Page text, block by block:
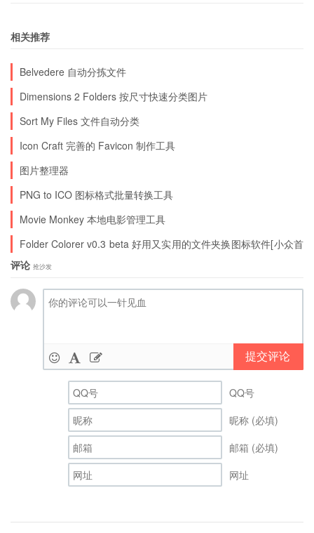
相关推荐
Belvedere 自动分拣文件
Dimensions 2 Folders 按尺寸快速分类图片
Sort My Files 文件自动分类
Icon Craft 完善的 Favicon 制作工具
图片整理器
PNG to ICO 图标格式批量转换工具
Movie Monkey 本地电影管理工具
Folder Colorer v0.3 beta 好用又实用的文件夹换图标软件[小众首
发]
评论 抢沙发
提交评论
QQ号
昵称 (必填)
邮箱 (必填)
网址